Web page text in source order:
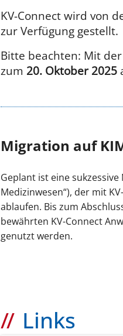
KV-Connect wird von
zur Verfügung gestellt.
Bitte beachten: Mit
zum 20. Oktober 2025
Migration auf
Geplant ist eine
Medizinwesen“), der mit
ablaufen. Bis zum
bewährten KV-Connect
genutzt werden.
Links